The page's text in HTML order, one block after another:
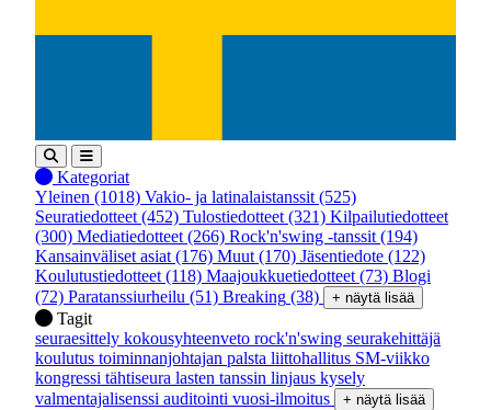
Kategoriat
Yleinen (1018) Vakio- ja latinalaistanssit (525)
Seuratiedotteet (452) Tulostiedotteet (321) Kilpailutiedotteet
(300) Mediatiedotteet (266) Rock'n'swing -tanssit (194)
Kansainväliset asiat (176) Muut (170) Jäsentiedote (122)
Koulutustiedotteet (118) Maajoukkuetiedotteet (73) Blogi
(72) Paratanssiurheilu (51) Breaking (38) + näytä lisää
Tagit
seuraesittely kokousyhteenveto rock'n'swing seurakehittäjä
koulutus toiminnanjohtajan palsta liittohallitus SM-viikko
kongressi tähtiseura lasten tanssin linjaus kysely
valmentajalisenssi auditointi vuosi-ilmoitus + näytä lisää